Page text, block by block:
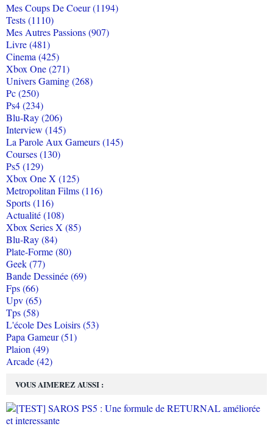
VOUS AIMEREZ AUSSI :
Mes Coups De Coeur (1194)
Tests (1110)
Mes Autres Passions (907)
Livre (481)
Cinema (425)
Xbox One (271)
Univers Gaming (268)
Pc (250)
Ps4 (234)
Blu-Ray (206)
Interview (145)
La Parole Aux Gameurs (145)
Courses (130)
Ps5 (129)
Xbox One X (125)
Metropolitan Films (116)
Sports (116)
Actualité (108)
Xbox Series X (85)
Blu-Ray (84)
Plate-Forme (80)
Geek (77)
Bande Dessinée (69)
Fps (66)
Upv (65)
Tps (58)
L'école Des Loisirs (53)
Papa Gameur (51)
Plaion (49)
Arcade (42)